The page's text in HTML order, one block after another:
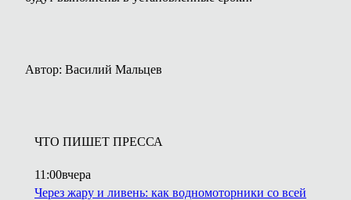
Автор: Василий Мальцев
ЧТО ПИШЕТ ПРЕССА
11:00вчера
Через жару и ливень: как водномоторники со всей